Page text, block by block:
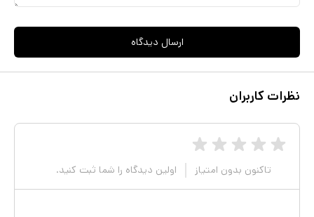
ارسال دیدگاه
نظرات کاربران
تاکنون بدون امتیاز اولین دیدگاه را شما ثبت کنید.